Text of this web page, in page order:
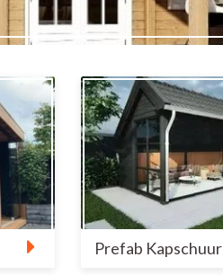
Prefab Kapschuur